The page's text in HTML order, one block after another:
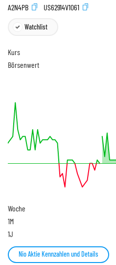
A2N4PB
US62914V1061
Watchlist
Kurs
Börsenwert
Woche
1M
1J
Nio Aktie Kennzahlen und Details